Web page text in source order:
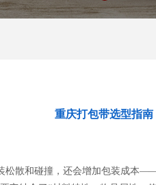
重庆打包带选型指南
散和碰撞，还会增加包装成本